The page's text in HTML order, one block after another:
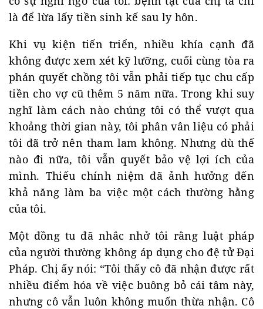
là để lừa lấy tiền sinh kế sau ly hôn.
Khi vụ kiện tiến triển, nhiều khía cạnh đã
không được xem xét kỹ lưỡng, cuối cùng tòa ra
phán quyết chồng tôi vẫn phải tiếp tục chu cấp
tiền cho vợ cũ thêm 5 năm nữa. Trong khi suy
nghĩ làm cách nào chúng tôi có thể vượt qua
khoảng thời gian này, tôi phân vân liệu có phải
tôi đã trở nên tham lam không. Nhưng dù thế
nào đi nữa, tôi vẫn quyết bảo vệ lợi ích của
mình. Thiếu chính niệm đã ảnh hưởng đến
khả năng làm ba việc một cách thường hằng
của tôi.
Một đồng tu đã nhắc nhở tôi rằng luật pháp
của người thường không áp dụng cho đệ tử Đại
Pháp. Chị ấy nói: “Tôi thấy cô đã nhận được rất
nhiều điểm hóa về việc buông bỏ cái tâm này,
nhưng cô vẫn luôn không muốn thừa nhận. Cô